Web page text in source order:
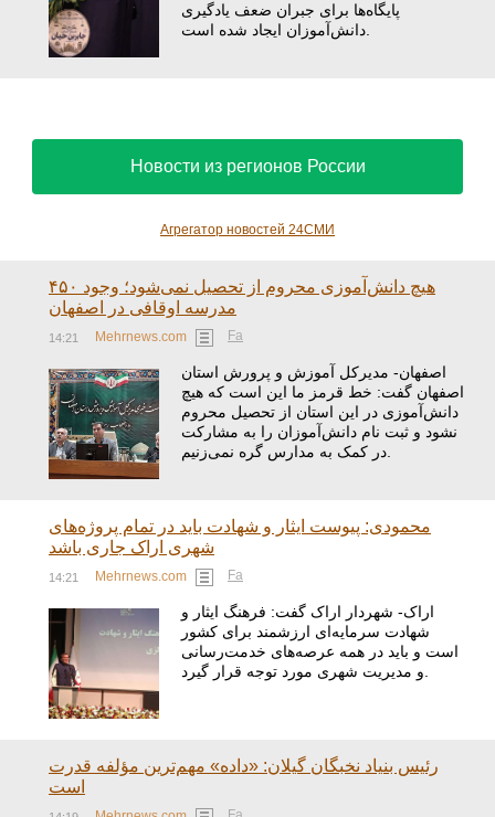
پایگاه‌ها برای جبران ضعف یادگیری
Новости из регионов России
Агрегатор новостей 24СМИ
هیچ دانش‌آموزی محروم از تحصیل نمی‌شود؛ وجود ۴۵۰
مدرسه اوقافی در اصفهان
14:21 Mehrnews.com Fa
اصفهان- مدیرکل آموزش و پرورش استان
اصفهان گفت: خط قرمز ما این است که هیچ
دانش‌آموزی در این استان از تحصیل محروم
نشود و ثبت نام دانش‌آموزان را به مشارکت
محمودی: پیوست ایثار و شهادت باید در تمام پروژه‌های
شهری اراک جاری باشد
14:21 Mehrnews.com Fa
اراک- شهردار اراک گفت: فرهنگ ایثار و
شهادت سرمایه‌ای ارزشمند برای کشور
است و باید در همه عرصه‌های خدمت‌رسانی
رئیس بنیاد نخبگان گیلان: «داده» مهم‌ترین مؤلفه قدرت
است